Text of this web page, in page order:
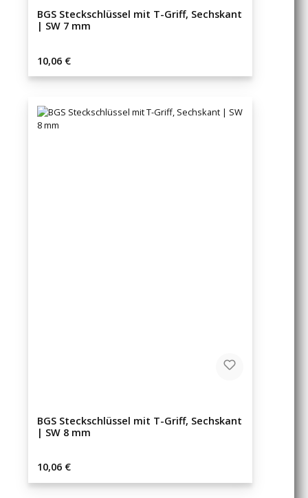
BGS Steckschlüssel mit T-Griff, Sechskant
| SW 7 mm
Regulärer Preis:
10,06 €
BGS Steckschlüssel mit T-Griff, Sechskant
| SW 8 mm
Regulärer Preis:
10,06 €